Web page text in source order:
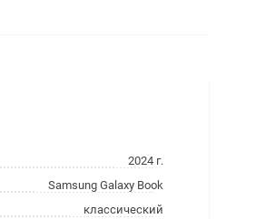
2024 г.
Samsung Galaxy Book
классический